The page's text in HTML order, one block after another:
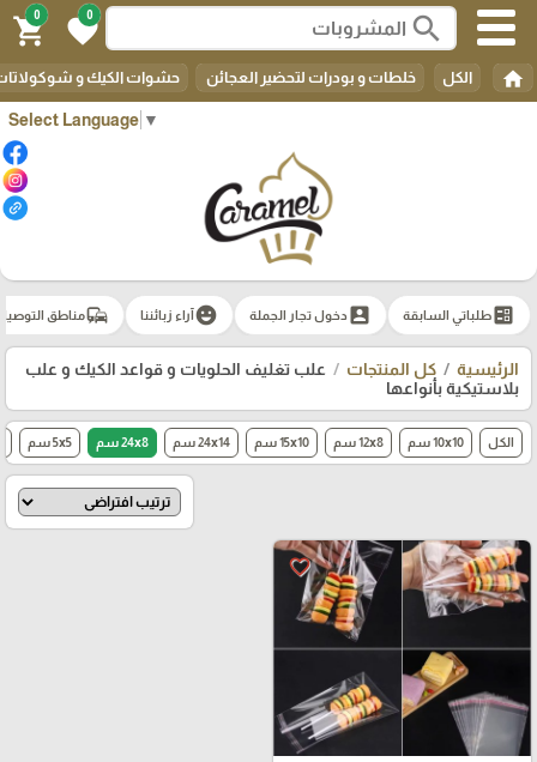
Select Language ▼
search
0
favorite
0
shopping_cart
home الكل خلطات و بودرات لتحضير العجائن حشوات الكيك و
ballotطلباتي السابقة account_box دخول تجار الجملة emoji_emotionsآراء زبائننا commuteمناطق
الرئيسية كل المنتجات
علب تغليف الحلويات و قواعد الكيك و علب
بلاستيكية بأنواعها
الكل 10x10 سم 12x8 سم 15x10 سم 24x14 سم 24x8 سم 5x5 سم
favorite_border